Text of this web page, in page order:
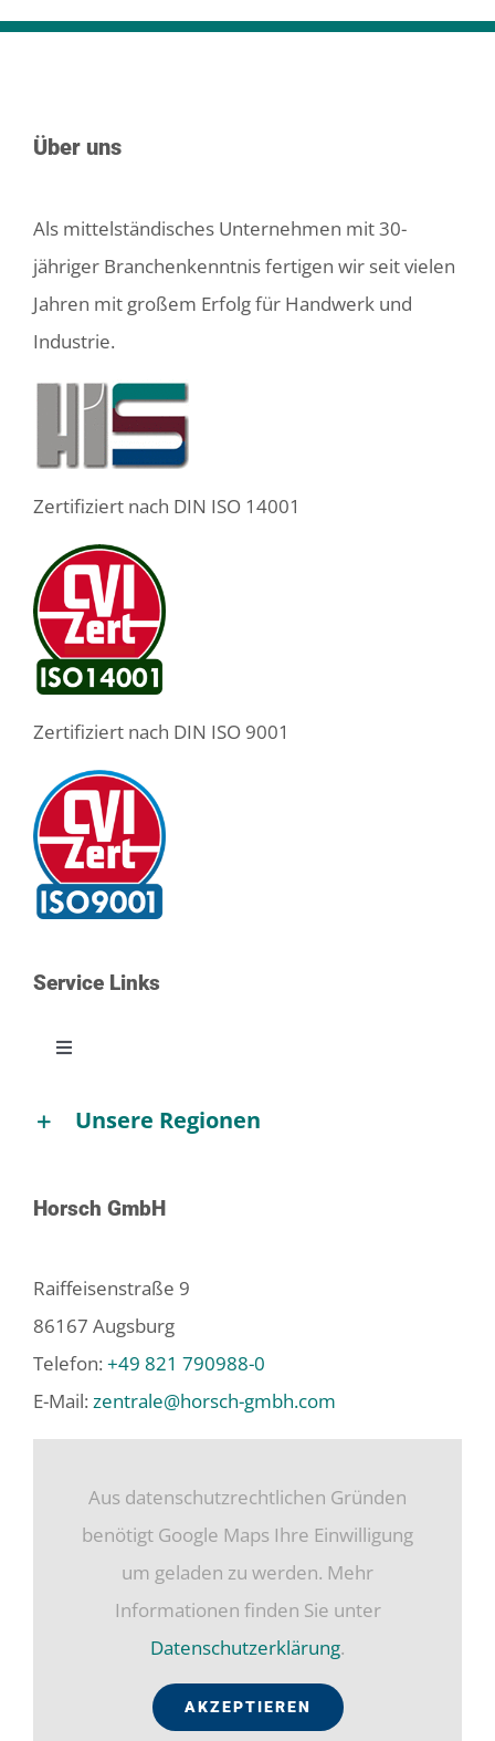
Über uns
Als mittelständisches Unternehmen mit 30-
jähriger Branchenkenntnis fertigen wir seit vielen
Jahren mit großem Erfolg für Handwerk und
Industrie.
Zertifiziert nach DIN ISO 14001
Zertifiziert nach DIN ISO 9001
Service Links
Toggle
Impressum
Datenschutzerklärung
Unsere Regionen
Horsch GmbH
Raiffeisenstraße 9
86167 Augsburg
Telefon: +49 821 790988-0
E-Mail: zentrale@horsch-gmbh.com
Aus datenschutzrechtlichen Gründen
benötigt Google Maps Ihre Einwilligung
um geladen zu werden. Mehr
Informationen finden Sie unter
Datenschutzerklärung.
AKZEPTIEREN